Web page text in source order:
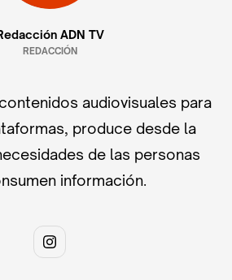
ADN TV
REDACCIÓN
audiovisuales para
produce desde la
de las personas
información.